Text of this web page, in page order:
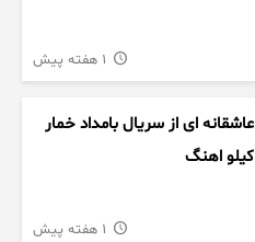
عاشقانه ای از سریال بامداد خمار
کیلو اهنگ